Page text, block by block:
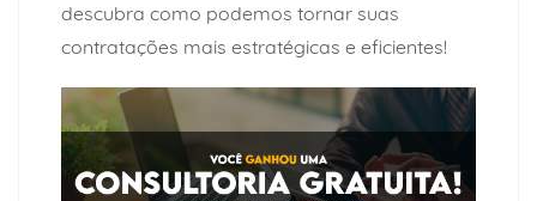
descubra como podemos tornar suas
contratações mais estratégicas e eficientes!